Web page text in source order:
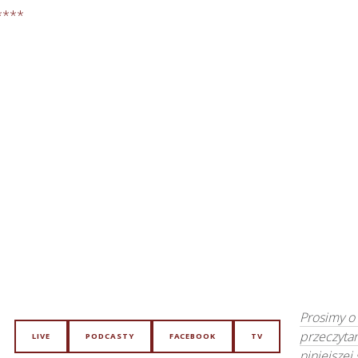
LIVE PODCASTY FACEBOOK TV
Prosimy